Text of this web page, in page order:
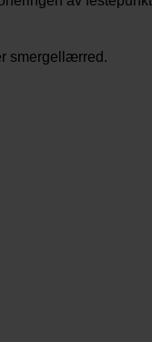
smergellærred.